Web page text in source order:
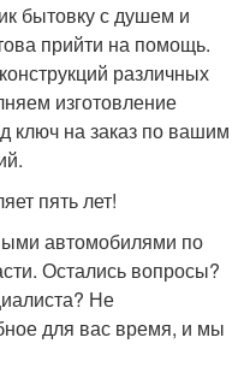
бытовку с душем и
прийти на помощь.
различных
изготовление
ключ на заказ по вашим
пять лет!
автомобилями по
Остались вопросы?
Не
для вас время, и мы